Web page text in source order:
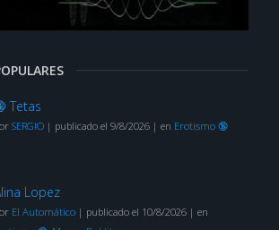
Tetas
SERGIO| publicado el 9/8/2026| en Erotismo 🔞
Lopez
El Automático| publicado el 10/8/2026| en